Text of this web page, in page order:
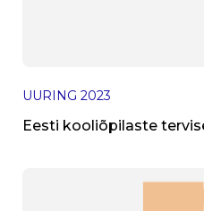
UURING 2023
Eesti kooliõpilaste